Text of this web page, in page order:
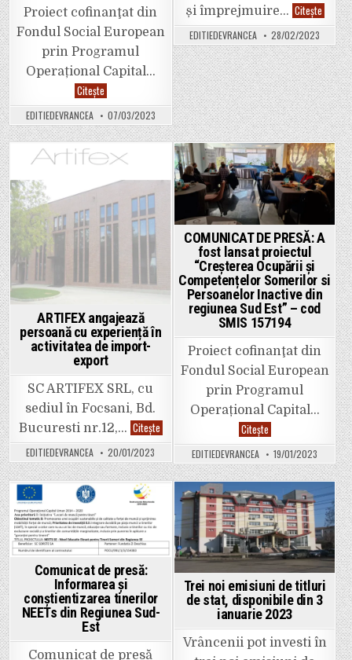
Proiect cofinanţat din
Fondul Social European
prin Programul
Operațional Capital…
CiteșteConferința
de
închidere
a
proiectului:
,,OFI
–
Ocupă-
Formează-
Informează-
te!’’
cod
SMIS
135357,
Deschisă”
EDITIEDEVRANCEA 07/03/2023
și împrejmuire… Citește
sediu
firmă
și
Mobil
Center
Test
SRL
EDITIEDEVRANCEA 28/02/2023
in
ARTIFEX angajează
persoană cu experiență în
activitatea de import-
export
SC ARTIFEX SRL, cu
sediul în Focsani, Bd.
Bucuresti nr.12,… CiteșteARTIFEX
angajează
persoană
experiență
în
activitatea
import-
export
EDITIEDEVRANCEA 20/01/2023
Posted
in
COMUNICAT DE PRESĂ: A
fost lansat proiectul
“Creșterea Ocupării și
Competențelor Somerilor si
Persoanelor Inactive din
regiunea Sud Est” – cod
SMIS 157194
Proiect cofinanţat din
Fondul Social European
prin Programul
Operațional Capital…
CiteșteCOMUNICAT
DE
PRESĂ:
A
fost
lansat
proiectul
“Creșterea
Ocupării
și
Competențelor
Somerilor
si
Persoanelor
Inactive
din
regiunea
Sud
Est”
–
cod
SMIS
157194
EDITIEDEVRANCEA 19/01/2023
Posted
in
Comunicat de presă:
Informarea și
conștientizarea tinerilor
NEETs din Regiunea Sud-
Est
Comunicat de presă
Posted
in
Trei noi emisiuni de titluri
de stat, disponibile din 3
ianuarie 2023
Vrâncenii pot investi în